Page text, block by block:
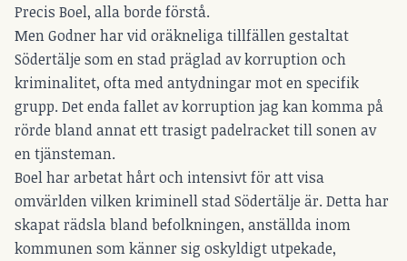
Precis Boel, alla borde förstå.
Men Godner har vid oräkneliga tillfällen gestaltat
Södertälje som en stad präglad av korruption och
kriminalitet, ofta med antydningar mot en specifik
grupp. Det enda fallet av korruption jag kan komma på
rörde bland annat ett trasigt padelracket till sonen av
en tjänsteman.
Boel har arbetat hårt och intensivt för att visa
omvärlden vilken kriminell stad Södertälje är. Detta har
skapat rädsla bland befolkningen, anställda inom
kommunen som känner sig oskyldigt utpekade,